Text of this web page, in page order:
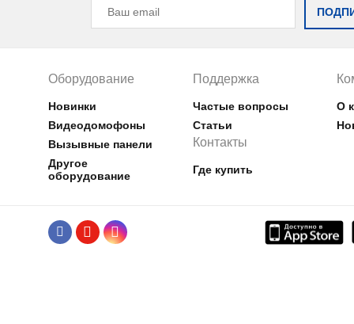
Видеодомофон Slinex
SM-07M
цветах
Оборудование
Новинки
Видеодомофоны
Вызывные панели
Другое
оборудование
Поддержка
Частые вопросы
Статьи
О
Контакты
Где купить